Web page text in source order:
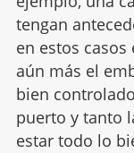
tengan
en estos
aún más el
bien
puerto y tanto
estar todo lo